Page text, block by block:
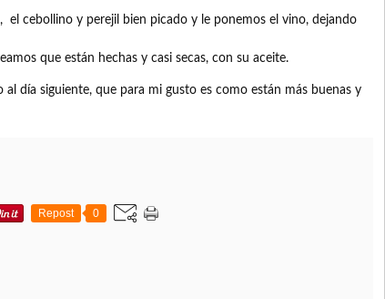
el cebollino y perejil bien picado y le ponemos el vino, dejando
que están hechas y casi secas, con su aceite.
al día siguiente, que para mi gusto es como están más buenas y
Repost 0